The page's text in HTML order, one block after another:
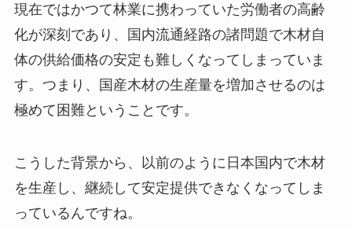
現在ではかつて林業に携わっていた労働者の高齢
化が深刻であり、国内流通経路の諸問題で木材自
体の供給価格の安定も難しくなってしまっていま
す。つまり、国産木材の生産量を増加させるのは
極めて困難ということです。
こうした背景から、以前のように日本国内で木材
を生産し、継続して安定提供できなくなってしま
っているんですね。